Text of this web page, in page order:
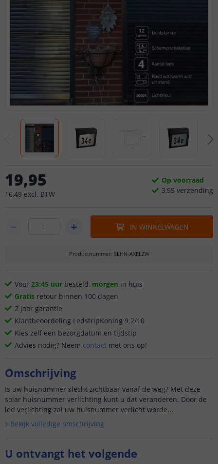
19,95
16,49 excl. BTW
Op voorraad
3,95 verzending
IN WINKELWAGEN
Productnummer: SLHN-AXELZW
Voor 23:45 uur besteld, morgen in huis
Gratis retour binnen 100 dagen
2 jaar garantie
Klantbeoordeling LedstripKoning 9.2/10
Kies zelf een bezorgdatum en tijdstip
Advies nodig? Neem contact met ons op!
Omschrijving
Is uw huisnummer slecht zichtbaar vanaf de weg? Met deze
solar huisnummer verlichting kunt u dat veranderen. Door de
led verlichting zal uw huisnummer verlicht worde...
Bekijk volledige omschrijving
U ontvangt het volgende